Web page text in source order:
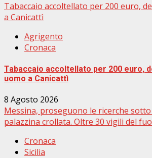
Tabaccaio accoltellato per 200 euro,
a Canicattì
Agrigento
Cronaca
Tabaccaio accoltellato per 200 euro,
uomo a Canicattì
8 Agosto 2026
Messina, proseguono le ricerche sotto
palazzina crollata. Oltre 30 vigili del
Cronaca
Sicilia